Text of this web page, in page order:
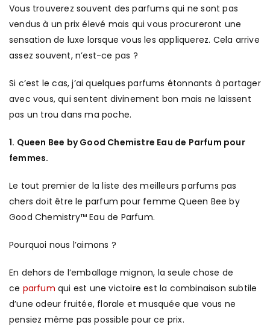
Vous trouverez souvent des parfums qui ne sont pas
vendus à un prix élevé mais qui vous procureront une
sensation de luxe lorsque vous les appliquerez. Cela arrive
assez souvent, n’est-ce pas ?
Si c’est le cas, j’ai quelques parfums étonnants à partager
avec vous, qui sentent divinement bon mais ne laissent
pas un trou dans ma poche.
1. Queen Bee by Good Chemistre Eau de Parfum pour
femmes.
Le tout premier de la liste des meilleurs parfums pas
chers doit être le parfum pour femme Queen Bee by
Good Chemistry™ Eau de Parfum.
Pourquoi nous l’aimons ?
En dehors de l’emballage mignon, la seule chose de
ce parfum qui est une victoire est la combinaison subtile
d’une odeur fruitée, florale et musquée que vous ne
pensiez même pas possible pour ce prix.